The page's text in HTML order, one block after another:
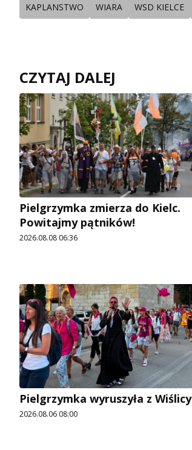
KAPLANSTWO WIARA WSD KIELCE
CZYTAJ DALEJ
Pielgrzymka zmierza do Kielc.
Powitajmy pątników!
2026.08.08 06:36
Pielgrzymka wyruszyła z Wiślicy
2026.08.06 08:00